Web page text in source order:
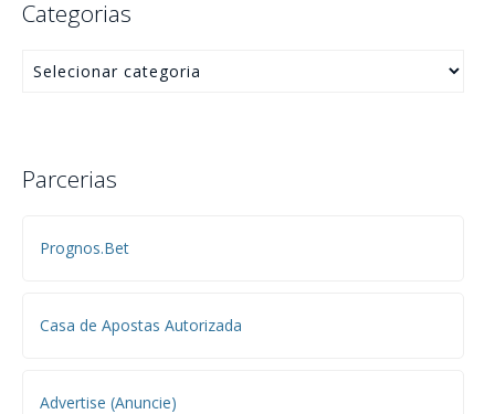
Categorias
Parcerias
Prognos.Bet
Casa de Apostas Autorizada
Advertise (Anuncie)